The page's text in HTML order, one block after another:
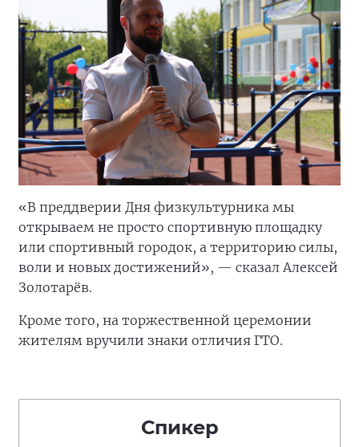
«В преддверии Дня физкультурника мы
открываем не просто спортивную площадку
или спортивный городок, а территорию силы,
воли и новых достижений», — сказал Алексей
Золотарёв.
Кроме того, на торжественной церемонии
жителям вручили знаки отличия ГТО.
Спикер